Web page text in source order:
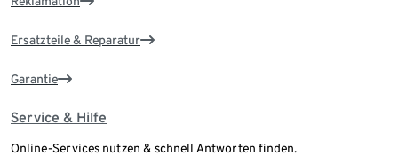
Ersatzteile & Reparatur
Garantie
Service & Hilfe
Online-Services nutzen & schnell Antworten finden.